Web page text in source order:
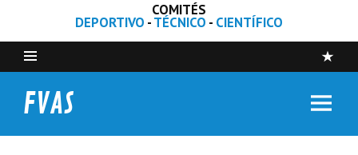
COMITÉS
DEPORTIVO -TÉCNICO - CIENTÍFICO
FVAS